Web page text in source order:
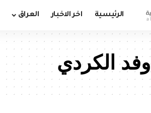
الرئيسية اخر الاخبار العراق
وفد الكردي